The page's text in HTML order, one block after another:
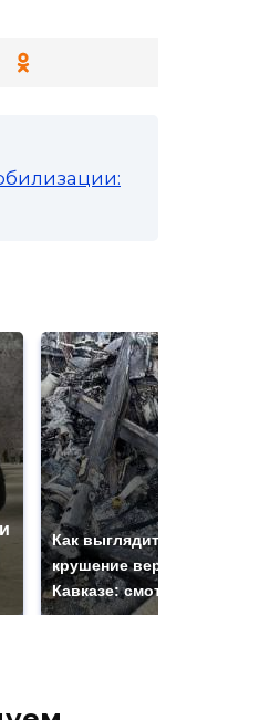
Как выглядит место
крушение вертолета на
Кавказе: смотреть